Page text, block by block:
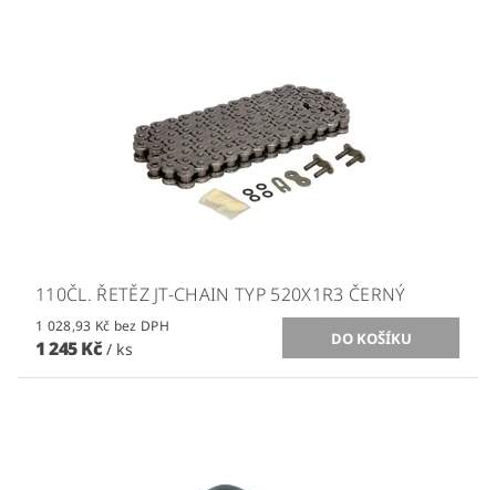
110ČL. ŘETĚZ JT-CHAIN TYP 520X1R3 ČERNÝ
1 028,93 Kč bez DPH
1 245 Kč / ks